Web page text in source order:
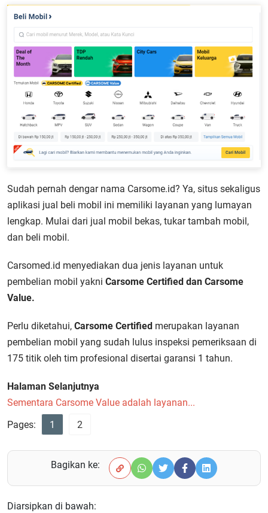
Sudah pernah dengar nama Carsome.id? Ya, situs sekaligus
aplikasi jual beli mobil ini memiliki layanan yang lumayan
lengkap. Mulai dari jual mobil bekas, tukar tambah mobil,
dan beli mobil.
Carsomed.id menyediakan dua jenis layanan untuk
pembelian mobil yakni Carsome Certified dan Carsome
Value.
Perlu diketahui, Carsome Certified merupakan layanan
pembelian mobil yang sudah lulus inspeksi pemeriksaan di
175 titik oleh tim profesional disertai garansi 1 tahun.
Halaman Selanjutnya
Sementara Carsome Value adalah layanan...
Pages:
1 2
Bagikan ke:
Diarsipkan di bawah: